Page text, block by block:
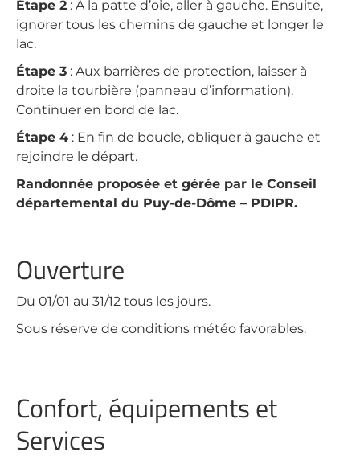
Étape 2 : À la patte d’oie, aller à gauche. Ensuite,
ignorer tous les chemins de gauche et longer le
lac.
Étape 3 : Aux barrières de protection, laisser à
droite la tourbière (panneau d’information).
Continuer en bord de lac.
Étape 4 : En fin de boucle, obliquer à gauche et
rejoindre le départ.
Randonnée proposée et gérée par le Conseil
départemental du Puy-de-Dôme – PDIPR.
Ouverture
Du 01/01 au 31/12 tous les jours.
Sous réserve de conditions météo favorables.
Confort, équipements et
Services